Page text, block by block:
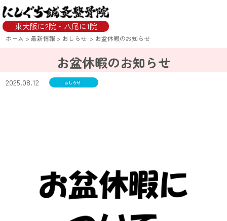
東大阪に2院・八尾に1院
ホーム >最新情報 > おしらせ > お盆休暇のお知らせ
お盆休暇のお知らせ
2025.08.12 おしらせ